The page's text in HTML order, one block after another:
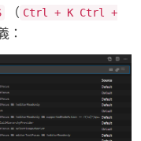
（ Ctrl + K Ctrl +
：